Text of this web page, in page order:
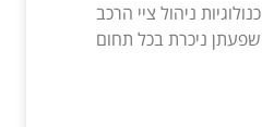
ניהול ציי הרכב
ניכרת בכל תחום